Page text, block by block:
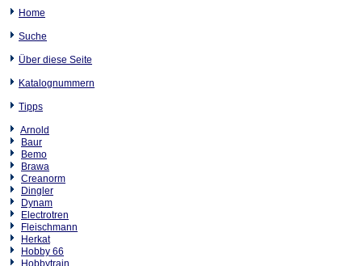
Home
Suche
Über diese Seite
Katalognummern
Tipps
Arnold
Baur
Bemo
Brawa
Creanorm
Dingler
Dynam
Electrotren
Fleischmann
Herkat
Hobby 66
Hobbytrain